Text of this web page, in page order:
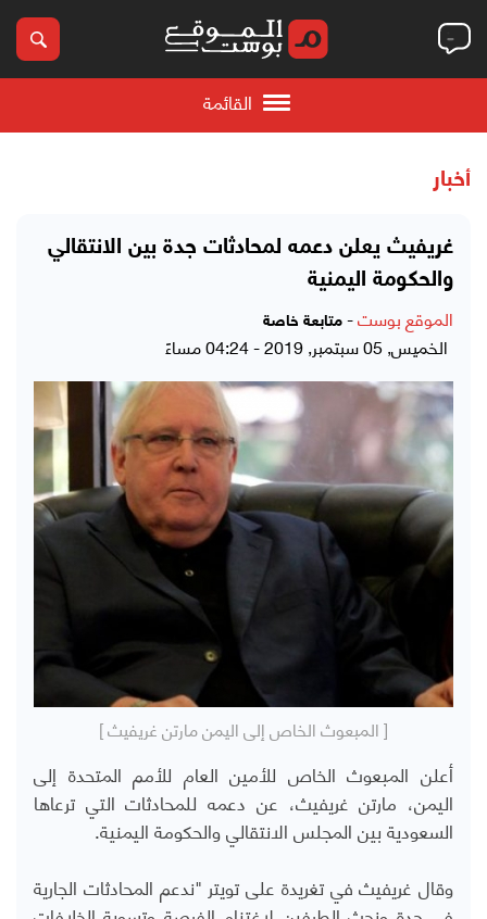
القائمة
أخبار
غريفيث يعلن دعمه لمحادثات جدة بين الانتقالي
والحكومة اليمنية
الموقع بوست- متابعة خاصة
الخميس, 05 سبتمبر, 2019 - 04:24 مساءً
[ المبعوث الخاص إلى اليمن مارتن غريفيث ]
أعلن المبعوث الخاص للأمين العام للأمم المتحدة إلى
اليمن، مارتن غريفيث، عن دعمه للمحادثات التي ترعاها
السعودية بين المجلس الانتقالي والحكومة اليمنية.
وقال غريفيث في تغريدة على تويتر "ندعم المحادثات الجارية